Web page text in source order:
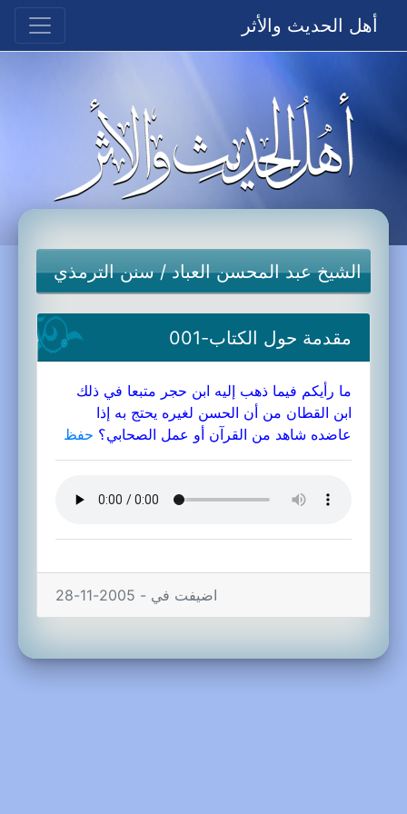
أهل الحديث والأثر
الشيخ عبد المحسن العباد/سنن الترمذي
مقدمة حول الكتاب-001
ما رأيكم فيما ذهب إليه ابن حجر متبعا في ذلك
ابن القطان من أن الحسن لغيره يحتج به إذا
عاضده شاهد من القرآن أو عمل الصحابي؟ حفظ
اضيفت في - 2005-11-28